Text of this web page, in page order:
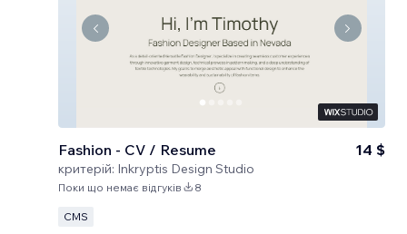
Fashion - CV / Resume
критерій: Inkryptis Design Studio
14 $
Поки що немає відгуків 8
CMS